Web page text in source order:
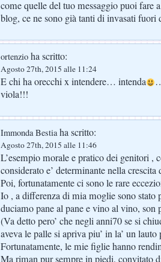
come quelle del tuo messaggio puoi fare
blog, ce ne sono già tanti di invasati
ortenzio ha scritto:
Agosto 27th, 2015 alle 11:24
E chi ha orecchi x intendere… intenda
viola!!!
Immonda Bestiaha scritto:
Agosto 27th, 2015 alle 11:46
L’esempio morale e pratico dei genitori ,
considerato e’ determinante nella
Poi, fortunatamente ci sono le rare
Io , a differenza di mia moglie sono stato
duciamo pane al pane e vino al vino, son
(Va detto pero’ che negli anni70 se si
aveva le palle si apriva piu’ in la’ un lauto
Fortunatamente, le mie figlie hanno
Ma riman pur sempre in piedi, convitato